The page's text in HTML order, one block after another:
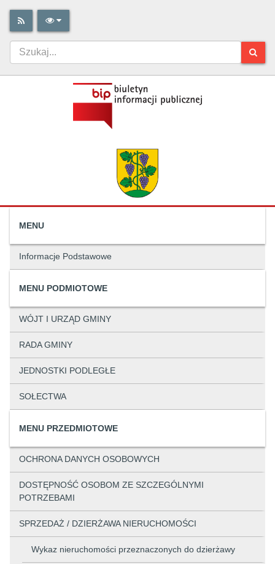
MENU
Informacje Podstawowe
MENU PODMIOTOWE
WÓJT I URZĄD GMINY
RADA GMINY
JEDNOSTKI PODLEGŁE
SOŁECTWA
MENU PRZEDMIOTOWE
OCHRONA DANYCH OSOBOWYCH
DOSTĘPNOŚĆ OSOBOM ZE SZCZEGÓLNYMI
POTRZEBAMI
SPRZEDAŻ / DZIERŻAWA NIERUCHOMOŚCI
Wykaz nieruchomości przeznaczonych do dzierżawy